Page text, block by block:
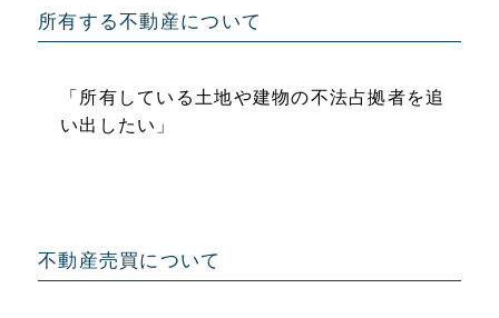
所有する不動産について
「所有している土地や建物の不法占拠者を追
い出したい」
不動産売買について